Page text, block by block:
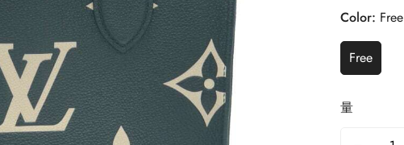
Color: Free
Free
量